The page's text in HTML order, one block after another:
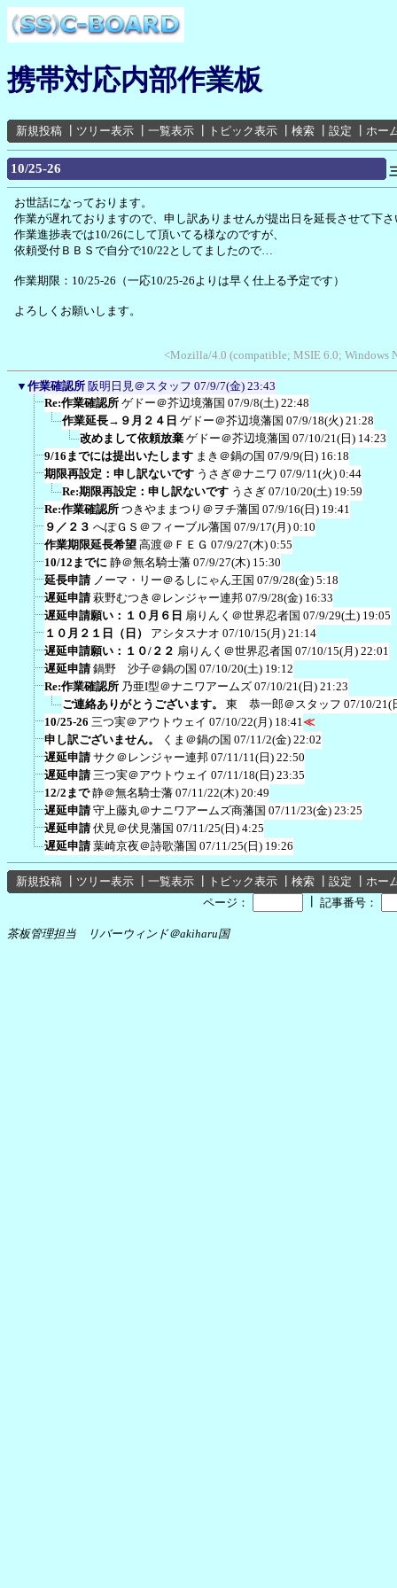
携帯対応内部作業板
新規投稿 ツリー表示 一覧表示 トピック表示 検索 設定 ホー
10/25-26
お世話になっております。
作業が遅れておりますので、申し訳ありませんが提出日を延長させて下さ
作業進捗表では10/26にして頂いてる様なのですが、
依頼受付ＢＢＳで自分で10/22としてましたので…
作業期限：10/25-26（一応10/25-26よりは早く仕上る予定です）
よろしくお願いします。
<Mozilla/4.0 (compatible; MSIE 6.0; Windows
▼ 作業確認所 阪明日見＠スタッフ 07/9/7(金) 23:43
Re:作業確認所 ゲドー＠芥辺境藩国 07/9/8(土) 22:48
作業延長→９月２４日 ゲドー＠芥辺境藩国 07/9/18(火) 21:28
改めまして依頼放棄 ゲドー＠芥辺境藩国 07/10/21(日) 14:23
9/16までには提出いたします まき＠鍋の国 07/9/9(日) 16:18
期限再設定：申し訳ないです うさぎ＠ナニワ 07/9/11(火) 0:44
Re:期限再設定：申し訳ないです うさぎ 07/10/20(土) 19:59
Re:作業確認所 つきやままつり＠ヲチ藩国 07/9/16(日) 19:41
９／２３ へぽＧＳ＠フィーブル藩国 07/9/17(月) 0:10
作業期限延長希望 高渡＠ＦＥＧ 07/9/27(木) 0:55
10/12までに 静＠無名騎士藩 07/9/27(木) 15:30
延長申請 ノーマ・リー＠るしにゃん王国 07/9/28(金) 5:18
遅延申請 萩野むつき＠レンジャー連邦 07/9/28(金) 16:33
遅延申請願い：１０月６日 扇りんく＠世界忍者国 07/9/29(土) 19:05
１０月２１日（日）
アシタスナオ 07/10/15(月) 21:14
遅延申請願い：１０/２２ 扇りんく＠世界忍者国 07/10/15(月) 22:01
遅延申請 鍋野 沙子＠鍋の国 07/10/20(土) 19:12
Re:作業確認所 乃亜I型＠ナニワアームズ 07/10/21(日) 21:23
ご連絡ありがとうございます。
東 恭一郎＠スタッフ 07/10/21(
10/25-26 三つ実＠アウトウェイ 07/10/22(月) 18:41 ≪
申し訳ございません。
くま＠鍋の国 07/11/2(金) 22:02
遅延申請 サク＠レンジャー連邦 07/11/11(日) 22:50
遅延申請 三つ実＠アウトウェイ 07/11/18(日) 23:35
12/2まで 静＠無名騎士藩 07/11/22(木) 20:49
遅延申請 守上藤丸＠ナニワアームズ商藩国 07/11/23(金) 23:25
遅延申請 伏見＠伏見藩国 07/11/25(日) 4:25
遅延申請 葉崎京夜＠詩歌藩国 07/11/25(日) 19:26
新規投稿 ツリー表示 一覧表示 トピック表示 検索 設定
ホー
ページ：
記事番号：
茶板管理担当 リバーウィンド＠akiharu国